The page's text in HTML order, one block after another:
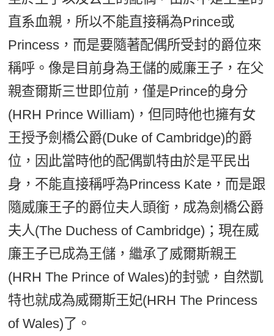
直系血親，所以不能直接稱為Prince或
Princess，而是要隨著配偶所受封的爵位來
稱呼。像是目前身為王儲的威廉王子，在父
親查爾斯三世即位前，僅是Prince的身分
(HRH Prince William)，但同時他也擁有女
王授予劍橋公爵(Duke of Cambridge)的爵
位，因此當時他的配偶凱特由於是平民出
身，不能直接稱呼為Princess Kate，而是跟
隨威廉王子的爵位夫人頭銜，成為劍橋公爵
夫人(The Duchess of Cambridge)；現在威
廉王子已成為王儲，繼承了威爾斯親王
(HRH The Prince of Wales)的封號，自然凱
特也就成為威爾斯王妃(HRH The Princess
of Wales)了。